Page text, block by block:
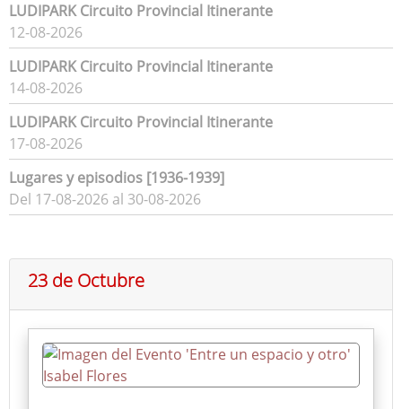
LUDIPARK Circuito Provincial Itinerante
12-08-2026
LUDIPARK Circuito Provincial Itinerante
14-08-2026
LUDIPARK Circuito Provincial Itinerante
17-08-2026
Lugares y episodios [1936-1939]
Del 17-08-2026 al 30-08-2026
23 de Octubre